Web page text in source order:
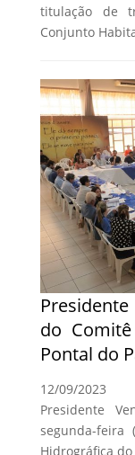
titulação de
Conjunto
do
Pontal do
12/09/2023
Presidente
segunda-feira
Hidrográfica do